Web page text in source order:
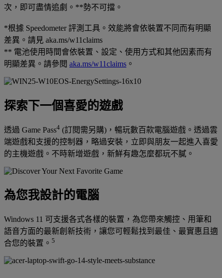
次，即可盡情追劇。**勢不可擋。
*根據 Speedometer 評測工具。效能將會依裝置不同而有明顯
差異。請見 aka.ms/w11claims
** 電池使用時間會依裝置、設定、使用方式和其他因素而有
明顯差異。請參閱 aka.ms/w11claims 。
探索下一個喜愛的遊戲
透過 Game Pass4 (訂閱需另購)，暢玩數百款電腦遊戲。透過雲
端遊戲和支援的控制器，略過安裝，立即與朋友一起進入喜愛
的主機遊戲。不時新增遊戲，新鮮有趣怎麼都玩不膩。
為您我設計的電腦
Windows 11 可支援各式各樣的裝置，為您帶來觸控、用筆和
語音方面的最新創新技術，讓您可輕鬆找到最佳、最實惠且適
合您的裝置。 5